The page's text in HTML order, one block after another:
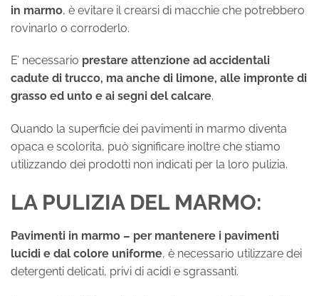
in marmo, è evitare il crearsi di macchie che potrebbero
rovinarlo o corroderlo.
E’ necessario prestare attenzione ad accidentali
cadute di trucco, ma anche di limone, alle impronte di
grasso ed unto e ai segni del calcare.
Quando la superficie dei pavimenti in marmo diventa
opaca e scolorita, può significare inoltre che stiamo
utilizzando dei prodotti non indicati per la loro pulizia.
LA PULIZIA DEL MARMO:
Pavimenti in marmo – per mantenere i pavimenti
lucidi e dal colore uniforme, è necessario utilizzare dei
detergenti delicati, privi di acidi e sgrassanti.